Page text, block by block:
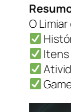
O